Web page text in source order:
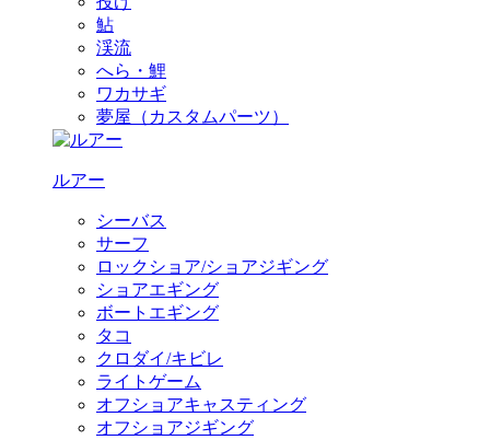
鮎
渓流
へら・鯉
ワカサギ
夢屋（カスタムパーツ）
ルアー
シーバス
サーフ
ロックショア/ショアジギング
ショアエギング
ボートエギング
タコ
クロダイ/キビレ
ライトゲーム
オフショアキャスティング
オフショアジギング